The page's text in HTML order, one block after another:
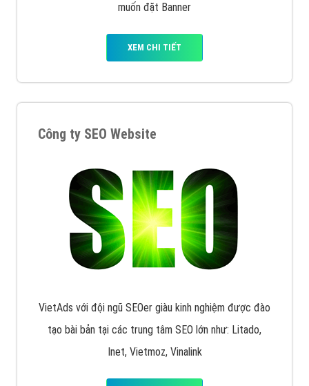
muốn đặt Banner
XEM CHI TIẾT
Công ty SEO Website
VietAds với đội ngũ SEOer giàu kinh nghiệm được đào
tạo bài bản tại các trung tâm SEO lớn như: Litado,
Inet, Vietmoz, Vinalink